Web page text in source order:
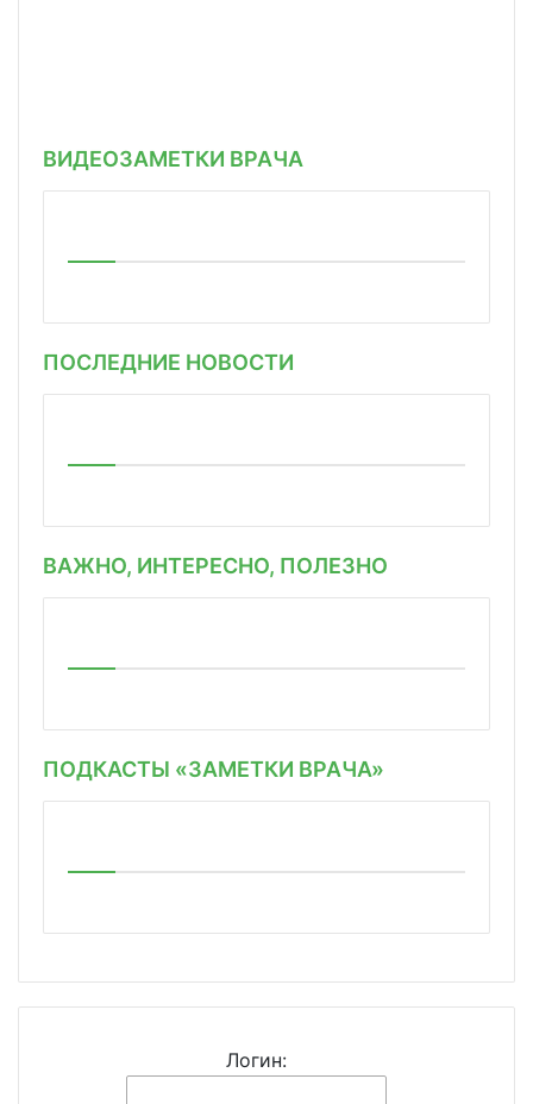
ВИДЕОЗАМЕТКИ ВРАЧА
ПОСЛЕДНИЕ НОВОСТИ
ВАЖНО, ИНТЕРЕСНО, ПОЛЕЗНО
ПОДКАСТЫ «ЗАМЕТКИ ВРАЧА»
Логин: